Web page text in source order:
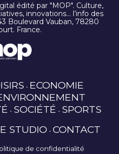
édité par "MOP". Culture,
innovations… l’info des
Boulevard Vauban, 78280
France.
ECONOMIE
SOCIÉTÉ SPORTS
STUDIO CONTACT
de confidentialité